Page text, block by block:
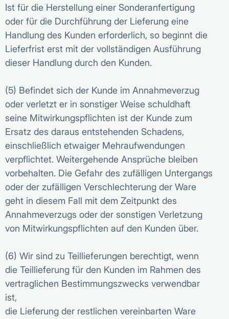
Ist für die Herstellung einer Sonderanfertigung
oder für die Durchführung der Lieferung eine
Handlung des Kunden erforderlich, so beginnt die
Lieferfrist erst mit der vollständigen Ausführung
dieser Handlung durch den Kunden.
(5) Befindet sich der Kunde im Annahmeverzug
oder verletzt er in sonstiger Weise schuldhaft
seine Mitwirkungspflichten ist der Kunde zum
Ersatz des daraus entstehenden Schadens,
einschließlich etwaiger Mehraufwendungen
verpflichtet. Weitergehende Ansprüche bleiben
vorbehalten. Die Gefahr des zufälligen Untergangs
oder der zufälligen Verschlechterung der Ware
geht in diesem Fall mit dem Zeitpunkt des
Annahmeverzugs oder der sonstigen Verletzung
von Mitwirkungspflichten auf den Kunden über.
(6) Wir sind zu Teillieferungen berechtigt, wenn
die Teillieferung für den Kunden im Rahmen des
vertraglichen Bestimmungszwecks verwendbar
ist,
die Lieferung der restlichen vereinbarten Ware